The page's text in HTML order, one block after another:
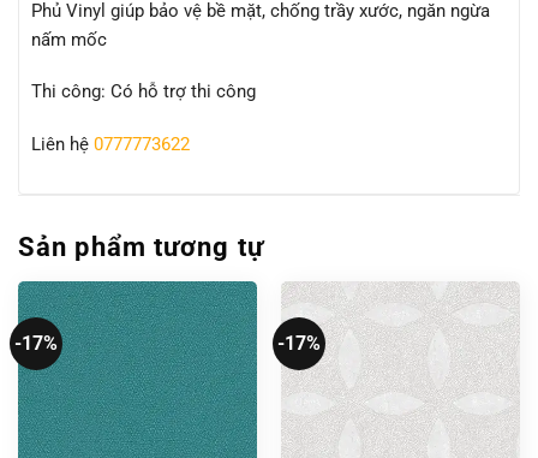
Phủ Vinyl giúp bảo vệ bề mặt, chống trầy xước, ngăn ngừa
nấm mốc
Thi công: Có hỗ trợ thi công
Liên hệ 0777773622
Sản phẩm tương tự
-17% -17%